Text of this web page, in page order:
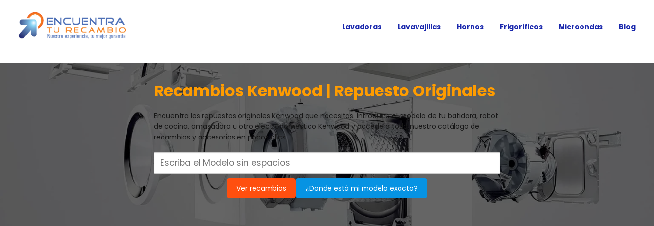
Lavadoras Lavavajillas Hornos Frigorificos Microondas Blog
Recambios Kenwood | Repuesto Originales
Encuentra los repuestos originales Kenwood que necesitas. Introduce el modelo de tu batidora, robot
de cocina, amasadora u otro electrodoméstico Kenwood y accede a todo nuestro catálogo de
recambios y accesorios en pocos clics.
Ver recambios ¿Donde está mi modelo exacto?